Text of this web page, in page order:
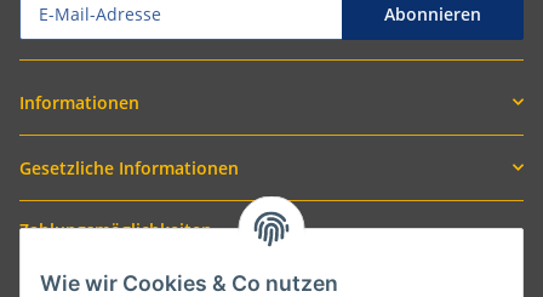
Abonnieren
Informationen
Gesetzliche Informationen
Zahlungsmöglichkeiten
Wie wir Cookies & Co nutzen